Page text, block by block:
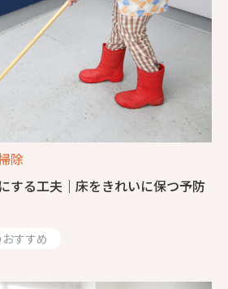
除
する工夫｜床をきれいに保つ予防
すすめ